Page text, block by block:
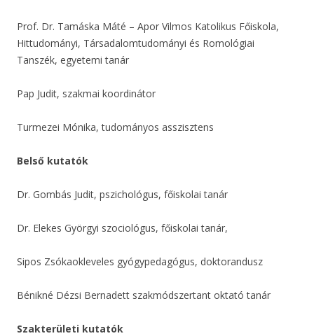
Prof. Dr. Tamáska Máté – Apor Vilmos Katolikus Főiskola,
Hittudományi, Társadalomtudományi és Romológiai
Tanszék, egyetemi tanár
Pap Judit, szakmai koordinátor
Turmezei Mónika, tudományos asszisztens
Belső kutatók
Dr. Gombás Judit, pszichológus, főiskolai tanár
Dr. Elekes Györgyi szociológus, főiskolai tanár,
Sipos Zsókaokleveles gyógypedagógus, doktorandusz
Bénikné Dézsi Bernadett szakmódszertant oktató tanár
Szakterületi kutatók